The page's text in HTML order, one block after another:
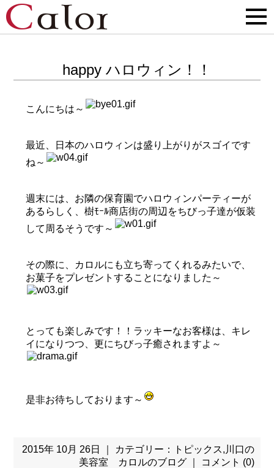
happy ハロウィン！！
こんにちは～
最近、日本のハロウィンは盛り上がりがスゴイです
ね～
週末には、お隣の保育園でハロウィンパーティーが
あるらしく、樹ﾓｰﾙ商店街の周辺をちびっ子達が仮装
して周るそうです～
その際に、カロルにも立ち寄ってくれるみたいで、
お菓子をプレゼントすることになりました～
とっても楽しみです！！ラッキーなお客様は、キレ
イになりつつ、更にちびっ子癒されますよ～
是非お待ちしております～
2015年 10月 26日 ｜ カテゴリー： トピックス, 川口の
美容室 カロルのブログ｜ コメント (0)